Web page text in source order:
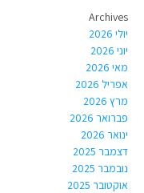
Archives
יולי 2026
יוני 2026
מאי 2026
אפריל 2026
מרץ 2026
פברואר 2026
ינואר 2026
דצמבר 2025
נובמבר 2025
אוקטובר 2025